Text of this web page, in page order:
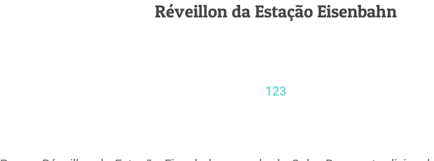
Réveillon da Estação Eisenbahn
123